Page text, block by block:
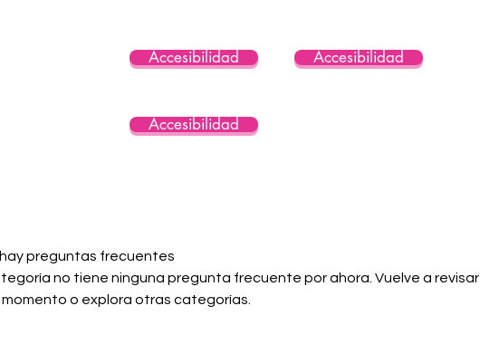
Accesibilidad Accesibilidad
Accesibilidad
preguntas frecuentes
no tiene ninguna pregunta frecuente por ahora. Vuelve a revisar
o explora otras categorías.